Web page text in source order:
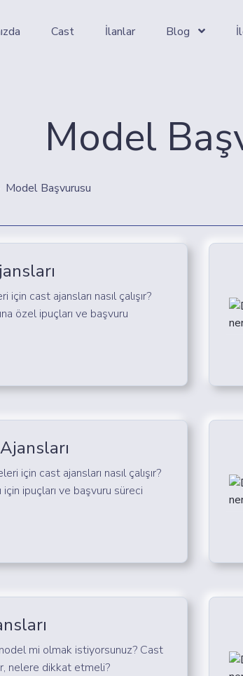
Cast İlanlar Blog
Model
Model Başvurusu
cast ajansları nasıl çalışır?
özel ipuçları ve başvuru
için cast ajansları nasıl çalışır?
ipuçları ve başvuru süreci
mi olmak istiyorsunuz? Cast
nelere dikkat etmeli?